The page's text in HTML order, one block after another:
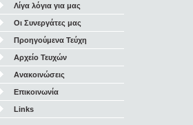
Λίγα λόγια για μας
Οι Συνεργάτες μας
Προηγούμενα Τεύχη
Αρχείο Τευχών
Ανακοινώσεις
Επικοινωνία
Links